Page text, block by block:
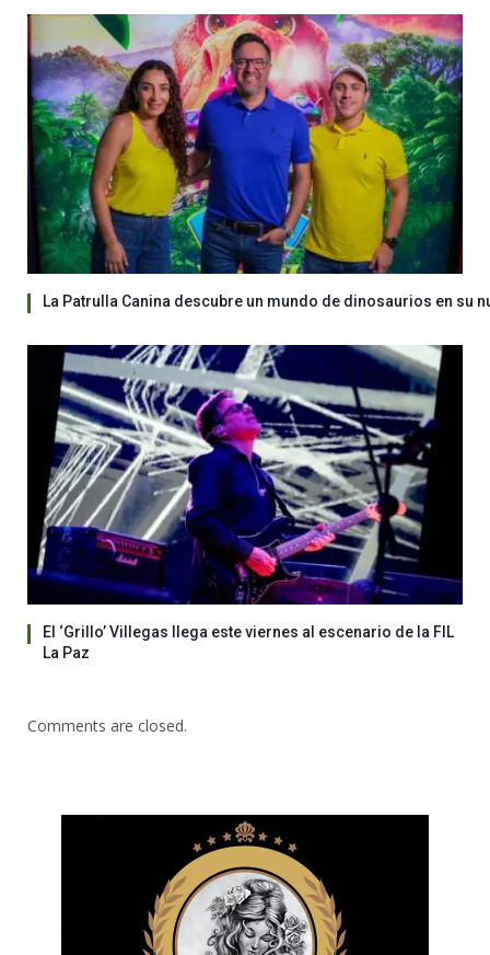
La Patrulla Canina descubre un mundo de dinosaurios en su
El ‘Grillo’ Villegas llega este viernes al escenario de la FIL
La Paz
Comments are closed.